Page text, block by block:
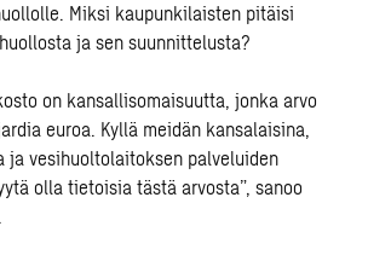
Miksi kaupunkilaisten pitäisi
ja sen suunnittelusta?
on kansallisomaisuutta, jonka arvo
euroa. Kyllä meidän kansalaisina,
ja vesihuoltolaitoksen palveluiden
olla tietoisia tästä arvosta”, sanoo